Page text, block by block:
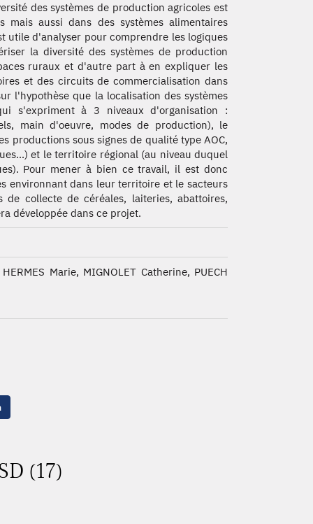
des systèmes de production agricoles est
mais aussi dans des systèmes alimentaires
utile d'analyser pour comprendre les logiques
la diversité des systèmes de production
ruraux et d'autre part à en expliquer les
et des circuits de commercialisation dans
l'hypothèse que la localisation des systèmes
s'expriment à 3 niveaux d'organisation :
main d'oeuvre, modes de production), le
productions sous signes de qualité type AOC,
et le territoire régional (au niveau duquel
Pour mener à bien ce travail, il est donc
environnant dans leur territoire et le sacteurs
collecte de céréales, laiteries, abattoires,
développée dans ce projet.
Marie, MIGNOLET Catherine, PUECH
(17)